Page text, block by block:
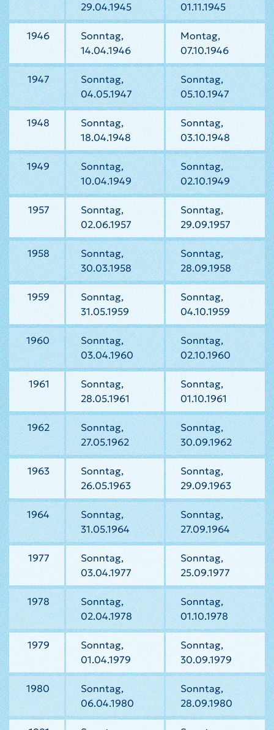
29.04.1945
01.11.1945
1946
Sonntag,
14.04.1946
Montag,
07.10.1946
1947
Sonntag,
04.05.1947
Sonntag,
05.10.1947
1948
Sonntag,
18.04.1948
Sonntag,
03.10.1948
1949
Sonntag,
10.04.1949
Sonntag,
02.10.1949
1957
Sonntag,
02.06.1957
Sonntag,
29.09.1957
1958
Sonntag,
30.03.1958
Sonntag,
28.09.1958
1959
Sonntag,
31.05.1959
Sonntag,
04.10.1959
1960
Sonntag,
03.04.1960
Sonntag,
02.10.1960
1961
Sonntag,
28.05.1961
Sonntag,
01.10.1961
1962
Sonntag,
27.05.1962
Sonntag,
30.09.1962
1963
Sonntag,
26.05.1963
Sonntag,
29.09.1963
1964
Sonntag,
31.05.1964
Sonntag,
27.09.1964
1977
Sonntag,
03.04.1977
Sonntag,
25.09.1977
1978
Sonntag,
02.04.1978
Sonntag,
01.10.1978
1979
Sonntag,
01.04.1979
Sonntag,
30.09.1979
1980
Sonntag,
06.04.1980
Sonntag,
28.09.1980